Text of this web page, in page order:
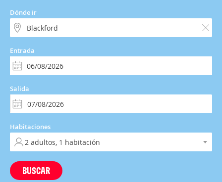
Dónde ir
Entrada
Salida
Habitaciones
BUSCAR